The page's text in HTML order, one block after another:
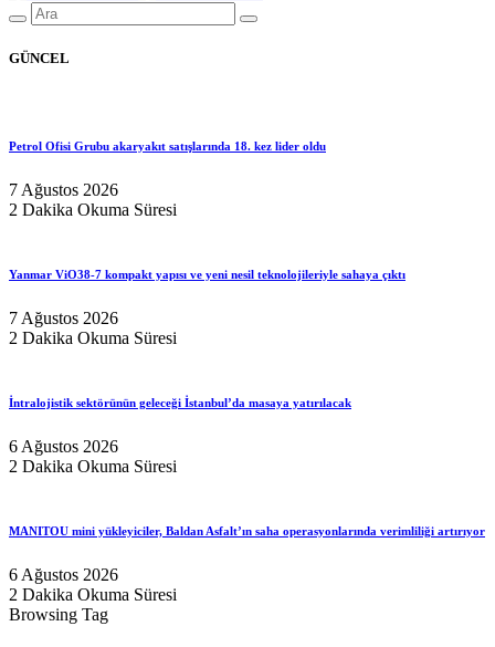
GÜNCEL
Petrol Ofisi Grubu akaryakıt satışlarında 18. kez lider oldu
7 Ağustos 2026
2 Dakika Okuma Süresi
Yanmar ViO38-7 kompakt yapısı ve yeni nesil teknolojileriyle sahaya çıktı
7 Ağustos 2026
2 Dakika Okuma Süresi
İntralojistik sektörünün geleceği İstanbul’da masaya yatırılacak
6 Ağustos 2026
2 Dakika Okuma Süresi
MANITOU mini yükleyiciler, Baldan Asfalt’ın saha operasyonlarında verimliliği artırıyor
6 Ağustos 2026
2 Dakika Okuma Süresi
Browsing Tag